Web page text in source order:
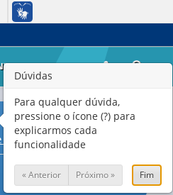
AJUDA
Dúvidas
Para qualquer dúvida,
pressione o ícone (?) para
explicarmos cada
funcionalidade
« Anterior Próximo » Fim